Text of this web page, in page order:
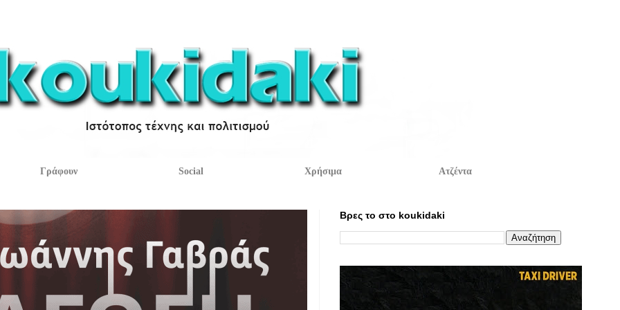
Γράφουν Social Χρήσιμα Ατζέντα
Βρες το στο koukidaki